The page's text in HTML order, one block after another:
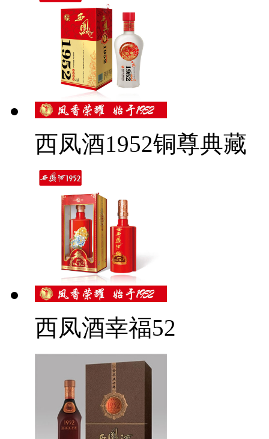
西凤酒1952铜尊典藏
西凤酒幸福52